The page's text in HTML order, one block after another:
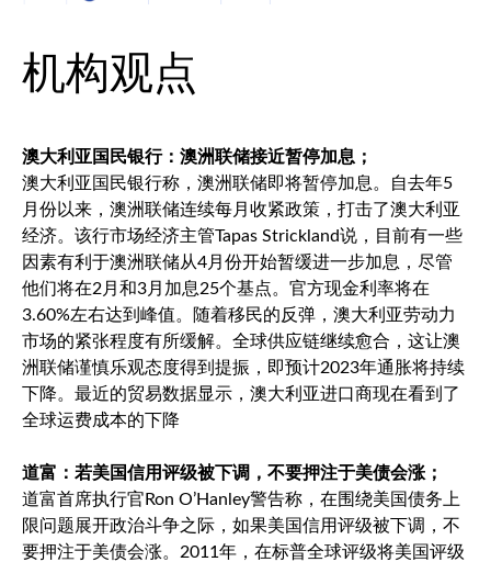
机构观点
澳大利亚国民银行：澳洲联储接近暂停加息；
澳大利亚国民银行称，澳洲联储即将暂停加息。自去年5
月份以来，澳洲联储连续每月收紧政策，打击了澳大利亚
经济。该行市场经济主管Tapas Strickland说，目前有一些
因素有利于澳洲联储从4月份开始暂缓进一步加息，尽管
他们将在2月和3月加息25个基点。官方现金利率将在
3.60%左右达到峰值。随着移民的反弹，澳大利亚劳动力
市场的紧张程度有所缓解。全球供应链继续愈合，这让澳
洲联储谨慎乐观态度得到提振，即预计2023年通胀将持续
下降。最近的贸易数据显示，澳大利亚进口商现在看到了
全球运费成本的下降
道富：若美国信用评级被下调，不要押注于美债会涨；
道富首席执行官Ron O’Hanley警告称，在围绕美国债务上
限问题展开政治斗争之际，如果美国信用评级被下调，不
要押注于美债会涨。2011年，在标普全球评级将美国评级